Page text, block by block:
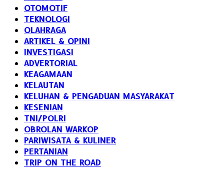
OTOMOTIF
TEKNOLOGI
OLAHRAGA
ARTIKEL & OPINI
INVESTIGASI
ADVERTORIAL
KEAGAMAAN
KELAUTAN
KELUHAN & PENGADUAN MASYARAKAT
KESENIAN
TNI/POLRI
OBROLAN WARKOP
PARIWISATA & KULINER
PERTANIAN
TRIP ON THE ROAD